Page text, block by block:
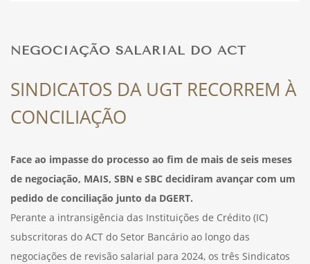
FÉRIAS
NEGOCIAÇÃO SALARIAL DO ACT
SINDICATOS DA UGT RECORREM À
CONCILIAÇÃO
Face ao impasse do processo ao fim de mais de seis meses
de negociação, MAIS, SBN e SBC decidiram avançar com um
pedido de conciliação junto da DGERT.
Perante a intransigência das Instituições de Crédito (IC)
subscritoras do ACT do Setor Bancário ao longo das
negociações de revisão salarial para 2024, os três Sindicatos